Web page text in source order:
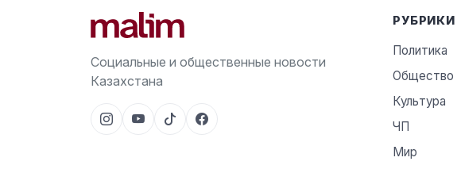
Социальные и общественные новости
Казахстана
РУБРИКИ
Политика
Общество
Культура
ЧП
Мир